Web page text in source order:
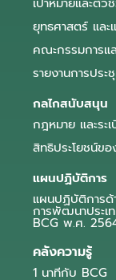
ยุทธศาสตร์ และ
คณะกรรมการแ
รายงานการประ
กลไกสนับสนุน
กฎหมาย และระ
สิทธิประโยชน์ข
แผนปฏิบัติการ
แผนปฏิบัติการด้
การพัฒนาประเ
BCG พ.ศ.
คลังความรู้
1 นาทีกับ BCG